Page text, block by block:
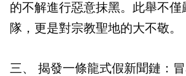
的不解進行惡意抹黑。此舉不僅
隊，更是對宗教聖地的大不敬。
三、 揭發一條龍式假新聞鏈：